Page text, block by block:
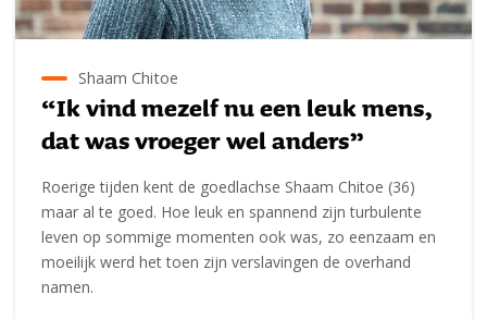
Shaam Chitoe
“Ik vind mezelf nu een leuk mens,
dat was vroeger wel anders”
Roerige tijden kent de goedlachse Shaam Chitoe (36)
maar al te goed. Hoe leuk en spannend zijn turbulente
leven op sommige momenten ook was, zo eenzaam en
moeilijk werd het toen zijn verslavingen de overhand
namen.